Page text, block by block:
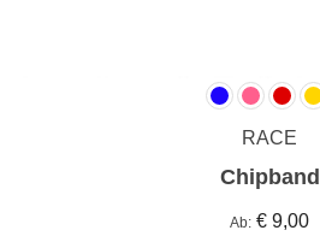
RACE
Chipband
Ab € 9,00